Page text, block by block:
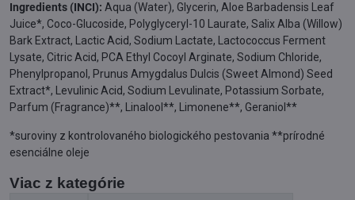
Ingredients (INCI): Aqua (Water), Glycerin, Aloe Barbadensis Leaf
Juice*, Coco-Glucoside, Polyglyceryl-10 Laurate, Salix Alba (Willow)
Bark Extract, Lactic Acid, Sodium Lactate, Lactococcus Ferment
Lysate, Citric Acid, PCA Ethyl Cocoyl Arginate, Sodium Chloride,
Phenylpropanol, Prunus Amygdalus Dulcis (Sweet Almond) Seed
Extract*, Levulinic Acid, Sodium Levulinate, Potassium Sorbate,
Parfum (Fragrance)**, Linalool**, Limonene**, Geraniol**
*suroviny z kontrolovaného biologického pestovania **prírodné
esenciálne oleje
Viac z kategórie